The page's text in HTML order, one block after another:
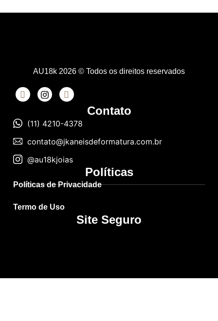
AU18k 2026 © Todos os direitos reservados
Contato
(11) 4210-4378
contato@jkaneisdeformatura.com.br
@au18kjoias
Políticas
Políticas de Privacidade
Termo de Uso
Site Seguro